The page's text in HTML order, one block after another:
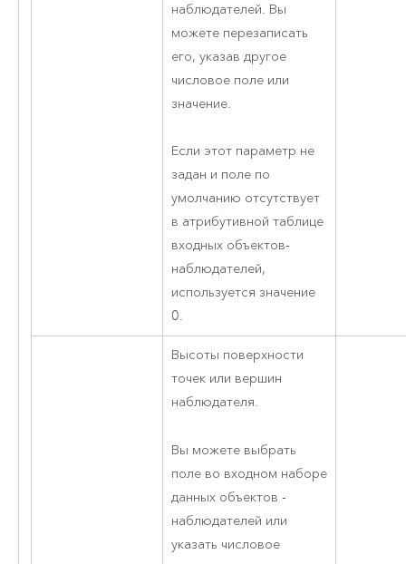
наблюдателей. Вы
можете перезаписать
его, указав другое
числовое поле или
значение.
Если этот параметр не
задан и поле по
умолчанию отсутствует
в атрибутивной таблице
входных объектов-
наблюдателей,
используется значение
0.
Высоты поверхности
точек или вершин
наблюдателя.
Вы можете выбрать
поле во входном наборе
данных объектов -
наблюдателей или
указать числовое